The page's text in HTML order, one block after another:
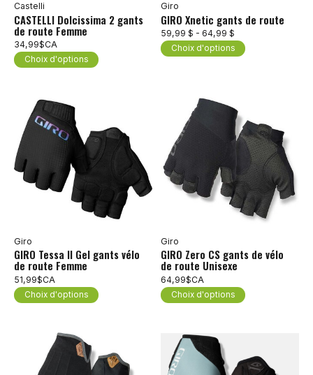
Castelli
CASTELLI Dolcissima 2 gants
de route Femme
34,99$CA
Choix d'options
Giro
GIRO Xnetic gants de route
59,99 $ - 64,99 $
Choix d'options
Giro
GIRO Tessa II Gel gants vélo
de route Femme
51,99$CA
Choix d'options
Giro
GIRO Zero CS gants de vélo
de route Unisexe
64,99$CA
Choix d'options